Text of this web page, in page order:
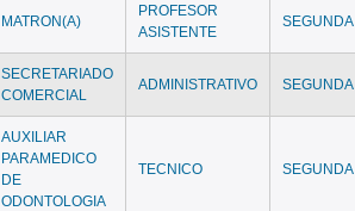
MATRON(A)
PROFESOR
ASISTENTE
SEGUNDA
SECRETARIADO
COMERCIAL
ADMINISTRATIVO SEGUNDA
AUXILIAR
PARAMEDICO
DE
ODONTOLOGIA
TECNICO SEGUNDA